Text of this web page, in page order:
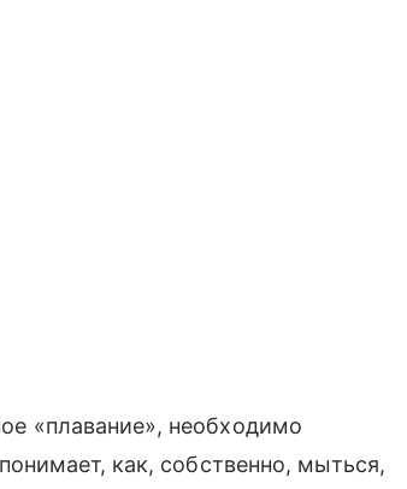
«плавание», необходимо
как, собственно, мыться,